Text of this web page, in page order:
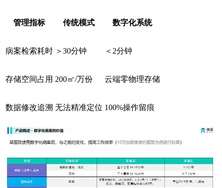
管理指标 传统模式 数字化系统
病案检索耗时 ＞30分钟 ＜2分钟
存储空间占用 200㎡/万份 云端零物理存储
数据修改追溯 无法精准定位 100%操作留痕